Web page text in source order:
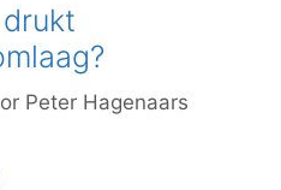
Peter Hagenaars